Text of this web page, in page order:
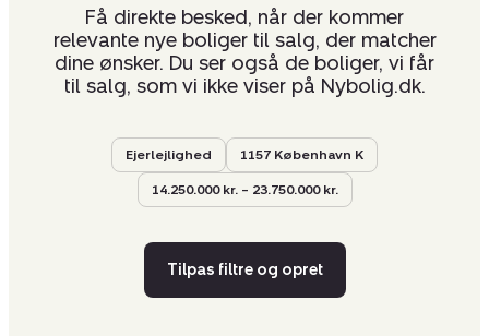
Få direkte besked, når der kommer
relevante nye boliger til salg, der matcher
dine ønsker. Du ser også de boliger, vi får
til salg, som vi ikke viser på Nybolig.dk.
Ejerlejlighed 1157 København K
14.250.000 kr. – 23.750.000 kr.
Tilpas filtre og opret